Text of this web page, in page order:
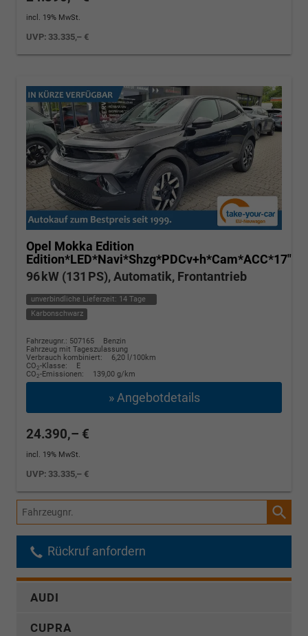
incl. 19% MwSt.
UVP: 33.335,– €
Opel Mokka Edition
Edition*LED*Navi*Shzg*PDCv+h*Cam*ACC*17"
96 kW (131 PS), Automatik, Frontantrieb
unverbindliche Lieferzeit: 14 Tage
Karbonschwarz
Fahrzeugnr.: 507165
Benzin
Fahrzeug mit Tageszulassung
Verbrauch kombiniert:
6,20 l/100km
CO2-Klasse:
E
CO2-Emissionen: 139,00 g/km
» Angebotdetails
24.390,– €
incl. 19% MwSt.
UVP: 33.335,– €
Fahrzeugnr.
Rückruf anfordern
AUDI
CUPRA